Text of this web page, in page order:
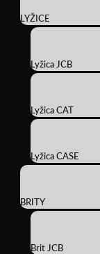
LYŽICE
Lyžica JCB
Lyžica CAT
Lyžica CASE
BRITY
Brit JCB